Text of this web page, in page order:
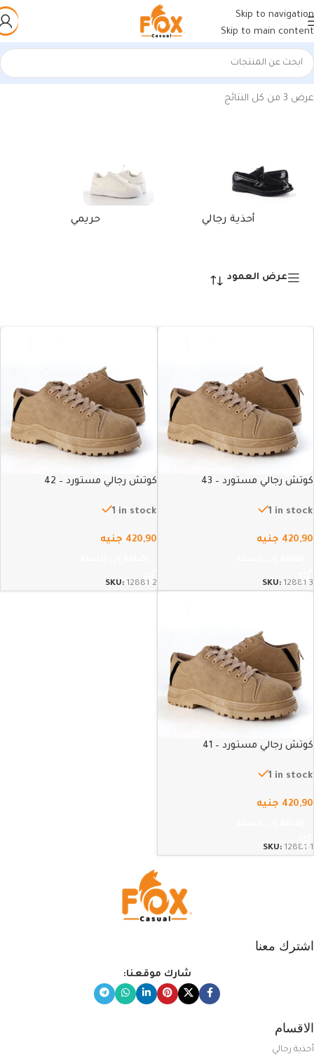
Skip to navigation
Skip to main content
الرئيسية/منتجات تحت الوسم “حذاء أنيق هافان للرجال”
عرض ⁦3⁩ من كل النتائج
أحذية رجالي حريمي
عرض العمود
كوتش رجالي مستورد – 43
1 in stock
420,90 جنيه
SKU: 12881-3
كوتش رجالي مستورد – 42
1 in stock
420,90 جنيه
SKU: 12881-2
كوتش رجالي مستورد – 41
1 in stock
420,90 جنيه
SKU: 12881-1
اشترك معنا
شارك موقعنا:
الاقسام
أحذية رجالي